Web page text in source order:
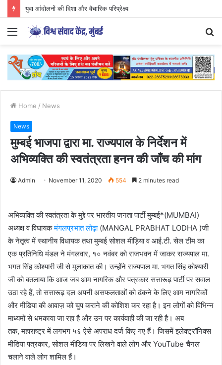
युवा आंदोलनों की दिशा और वैचारिक परिप्रेक्ष्य
Menu
Home / News
News
मुम्बई भाजपा द्वारा मा. राज्यपाल के निर्देशन में
अभिव्यक्ति की स्वतंत्रता हनन की जाँच की मांग
Admin November 11, 2020 554 2 minutes read
अभिव्यक्ति की स्वतंत्रता के मुद्दे पर भारतीय जनता पार्टी मुम्बई*(MUMBAI)
अध्यक्ष व विधायकमंगलप्रभात लोढ़ा(MANGAL PRABHAT LODHA )जी
के नेतृत्व में स्थानीय विधायक तथा मुम्बई सोशल मीड़िया व आई.टी. सेल टीम का
एक प्रतिनिधि मंडल ने मंगलवार, १० नवंबर को राजभवन में जाकर राज्यपाल मा.
भगत सिंह कोश्यारी जी से मुलाकात की। उन्होंने राज्यपाल मा. भगत सिंह कोश्यारी
जी को बतलाया कि आज जब आम नागरिक और पत्रकार सत्तारूढ़ पार्टी पर सवाल
उठा रहे हैं, तो सत्तारूढ़ दल अपनी असफलताओं को ढंकने के लिए आम नागरिकों
और मीडिया की आवाज़ को चुप कराने की कोशिश कर रहा है। इन लोगों को विभिन्न
माध्यमों से धमकाया जा रहा है और उन पर कार्यवाही की जा रही है। अब
तक, महाराष्ट्र में लगभग ५६ ऐसे अपराध दर्ज किए गए हैं। जिसमें इलेक्ट्रॉनिक्स
मीडिया पत्रकार, सोशल मीडिया पर लिखने वाले लोग और YouTube चैनल
चलाने वाले लोग शामिल हैं।